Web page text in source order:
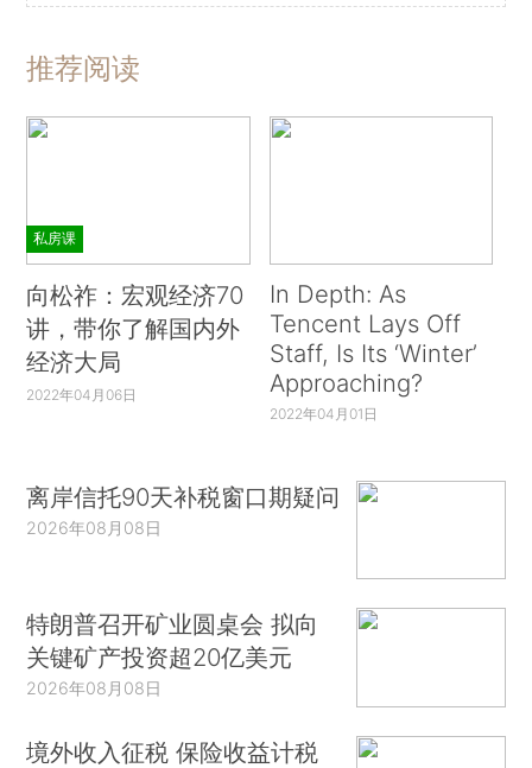
推荐阅读
私房课
向松祚：宏观经济70
讲，带你了解国内外
经济大局
2022年04月06日
In Depth: As
Tencent Lays Off
Staff, Is Its ‘Winter’
Approaching?
2022年04月01日
离岸信托90天补税窗口期疑问
2026年08月08日
特朗普召开矿业圆桌会 拟向
关键矿产投资超20亿美元
2026年08月08日
境外收入征税 保险收益计税